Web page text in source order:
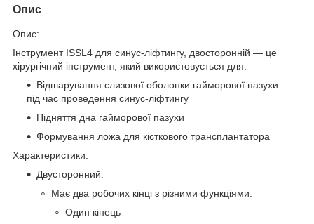
Опис
Опис:
Інструмент ISSL4 для синус-ліфтингу, двосторонній — це
хірургічний інструмент, який використовується для:
Відшарування слизової оболонки гайморової пазухи
під час проведення синус-ліфтингу
Підняття дна гайморової пазухи
Формування ложа для кісткового трансплантатора
Характеристики:
Двусторонний:
Має два робочих кінці з різними функціями:
Один кінець